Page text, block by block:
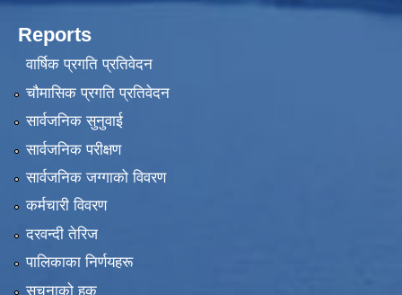
Reports
वार्षिक प्रगति प्रतिवेदन
चौमासिक प्रगति प्रतिवेदन
सार्वजनिक सुनुवाई
सार्वजनिक परीक्षण
सार्वजनिक जग्गाको विवरण
कर्मचारी विवरण
दरवन्दी तेरिज
पालिकाका निर्णयहरू
सूचनाको हक